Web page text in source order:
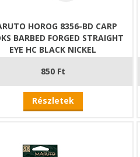
HOROG 8356-BD CARP
BARBED FORGED STRAIGHT
EYE HC BLACK NICKEL
850 Ft
Részletek